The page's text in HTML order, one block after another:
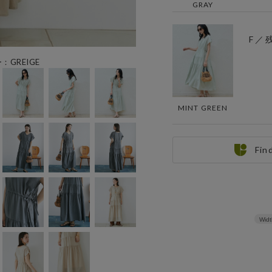
GREIGE
GRAY
MINT GREEN
F ／